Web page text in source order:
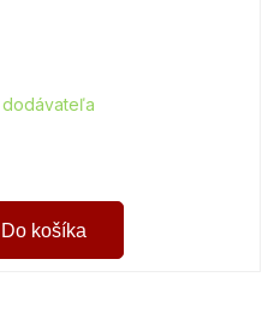
dodávateľa
Do košíka